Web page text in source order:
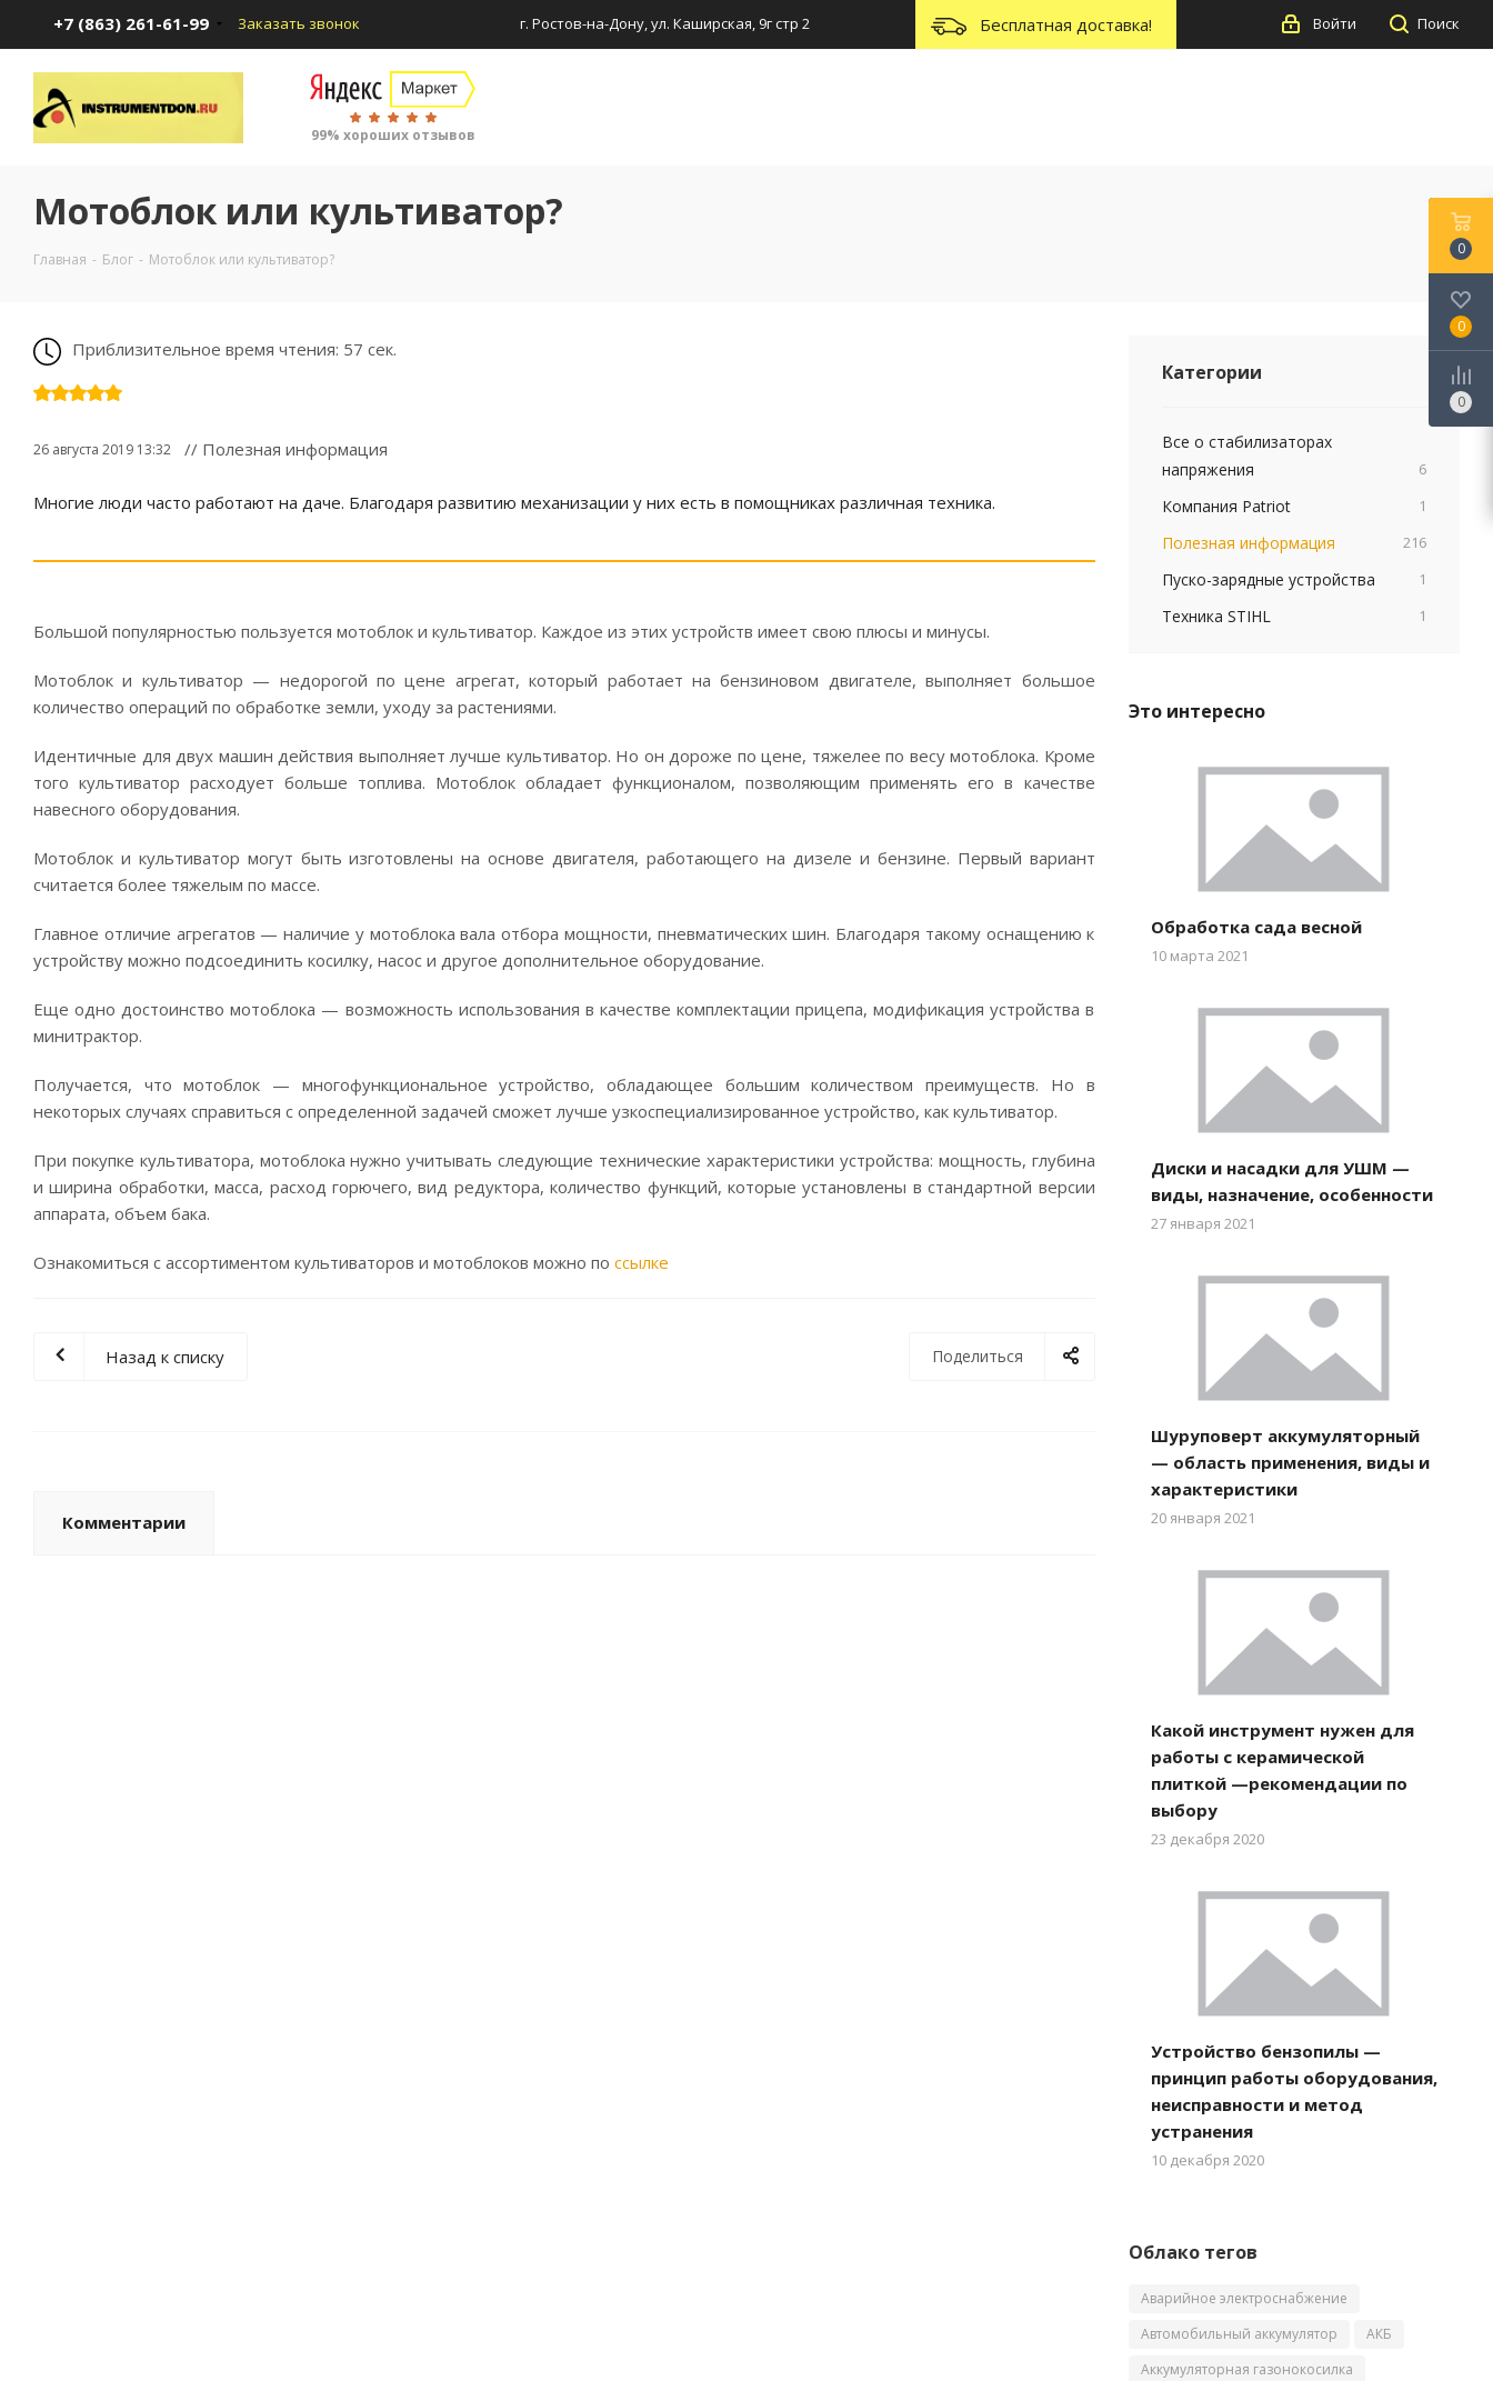
+7 (863) 261-61-99 Заказать звонок г. Ростов-на-Дону, ул. Каширская, 9г стр 2 Бесплатная доставка! Поиск
Войти
99% хороших отзывов
Мотоблок или культиватор?
Главная - Блог - Мотоблок или культиватор?
Приблизительное время чтения: 57 сек.
26 августа 2019 13:32 // Полезная информация
Многие люди часто работают на даче. Благодаря развитию механизации у них есть в помощниках различная техника.
Большой популярностью пользуется мотоблок и культиватор. Каждое из этих устройств имеет свою плюсы и минусы.
Мотоблок и культиватор — недорогой по цене агрегат, который работает на бензиновом двигателе, выполняет большое
количество операций по обработке земли, уходу за растениями.
Идентичные для двух машин действия выполняет лучше культиватор. Но он дороже по цене, тяжелее по весу мотоблока. Кроме
того культиватор расходует больше топлива. Мотоблок обладает функционалом, позволяющим применять его в качестве
навесного оборудования.
Мотоблок и культиватор могут быть изготовлены на основе двигателя, работающего на дизеле и бензине. Первый вариант
считается более тяжелым по массе.
Главное отличие агрегатов — наличие у мотоблока вала отбора мощности, пневматических шин. Благодаря такому оснащению к
устройству можно подсоединить косилку, насос и другое дополнительное оборудование.
Еще одно достоинство мотоблока — возможность использования в качестве комплектации прицепа, модификация устройства в
минитрактор.
Получается, что мотоблок — многофункциональное устройство, обладающее большим количеством преимуществ. Но в
некоторых случаях справиться с определенной задачей сможет лучше узкоспециализированное устройство, как культиватор.
При покупке культиватора, мотоблока нужно учитывать следующие технические характеристики устройства: мощность, глубина
и ширина обработки, масса, расход горючего, вид редуктора, количество функций, которые установлены в стандартной версии
аппарата, объем бака.
Ознакомиться с ассортиментом культиваторов и мотоблоков можно по ссылке
Поделиться
Назад к списку
Комментарии
Категории
Все о стабилизаторах
напряжения
6
Компания Patriot 1
Полезная информация 216
Пуско-зарядные устройства 1
Техника STIHL 1
Это интересно
Обработка сада весной
10 марта 2021
Диски и насадки для УШМ —
виды, назначение, особенности
27 января 2021
Шуруповерт аккумуляторный
— область применения, виды и
характеристики
20 января 2021
Какой инструмент нужен для
работы с керамической
плиткой —рекомендации по
выбору
23 декабря 2020
Устройство бензопилы —
принцип работы оборудования,
неисправности и метод
устранения
10 декабря 2020
Облако тегов
Аварийное электроснабжение
Автомобильный аккумулятор
АКБ
Аккумуляторная газонокосилка
0
0
0